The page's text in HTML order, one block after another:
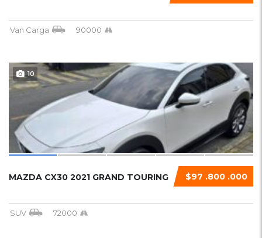
Van Carga 90000
10
$97 .800 .000
MAZDA CX30 2021 GRAND TOURING
SUV 72000